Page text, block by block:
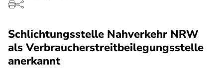
Schlichtungsstelle Nahverkehr NRW
als Verbraucherstreitbeilegungsstelle
anerkannt